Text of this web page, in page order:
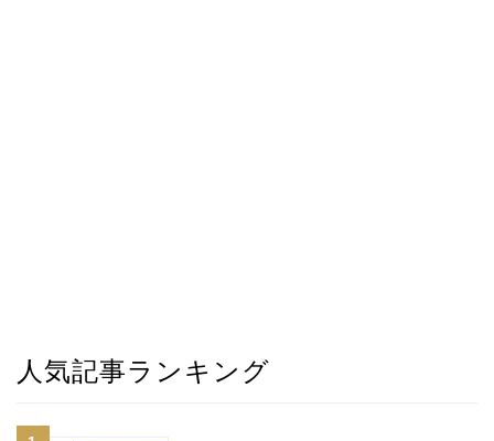
人気記事ランキング